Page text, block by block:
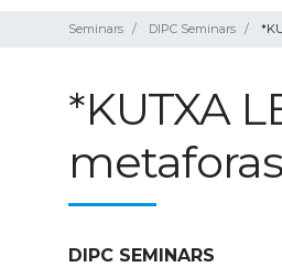
Seminars DIPC Seminars
*KUTXA
metaforas
DIPC SEMINARS